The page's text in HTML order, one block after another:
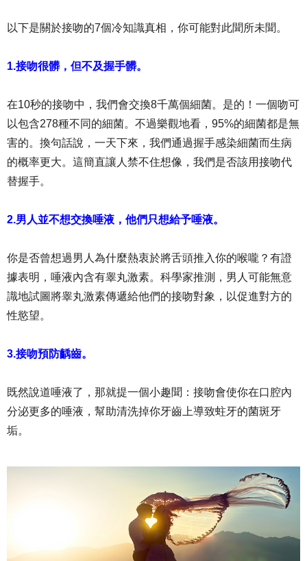
以下是關於接吻的7個冷知識真相，你可能對此聞所未聞。
1.接吻很髒，但不及握手髒。
在10秒的接吻中，我們會交換8千萬個細菌。是的！一個吻可
以包含278種不同的細菌。不過樂觀地看，95%的細菌都是無
害的。換句話說，一天下來，我們通過握手感染細菌而生病
的概率更大。這簡直讓人禁不住想像，我們是否該用接吻代
替握手。
2.男人並不想交換唾液，他們只想給予唾液。
你是否曾想過男人為什麼熱衷於將舌頭推入你的喉嚨？有證
據表明，唾液內含有睾丸激素。科學家推測，男人可能無意
識地試圖將睾丸激素傳遞給他們的接吻對象，以促進對方的
性慾望。
3.接吻預防齲齒。
既然說道唾液了，那就提一個小趣聞：接吻會使你在口腔內
分泌更多的唾液，幫助清洗掉你牙齒上導致蛀牙的菌斑牙
垢。